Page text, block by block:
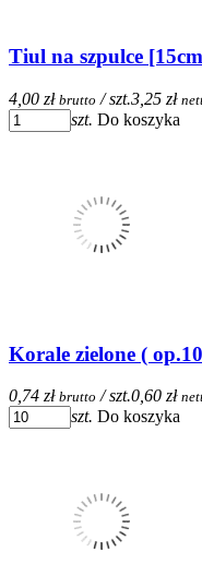
Tiul na szpulce
4,00 zł brutto / szt.3,25 zł
szt. Do koszyka
Korale zielone (
0,74 zł brutto / szt.0,60 zł
szt. Do koszyka